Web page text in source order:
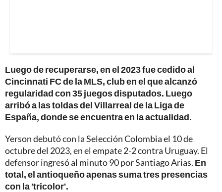
Luego de recuperarse, en el 2023 fue cedido al
Cincinnati FC de la MLS, club en el que alcanzó
regularidad con 35 juegos disputados. Luego
arribó a las toldas del Villarreal de la Liga de
España, donde se encuentra en la actualidad.
Yerson debutó con la Selección Colombia el 10 de
octubre del 2023, en el empate 2-2 contra Uruguay. El
defensor ingresó al minuto 90 por Santiago Arias. En
total, el antioqueño apenas suma tres presencias
con la 'tricolor'.